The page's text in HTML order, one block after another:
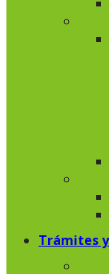
Trámites